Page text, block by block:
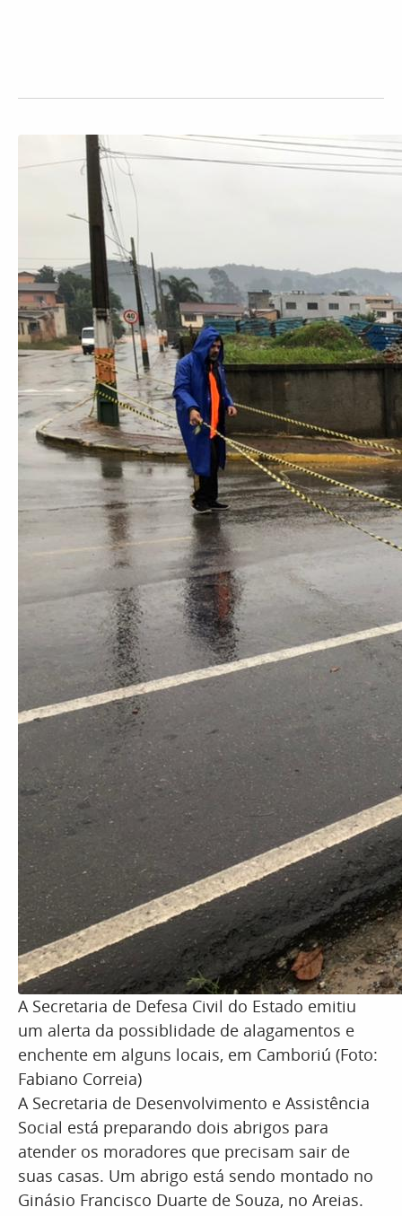
A Secretaria de Defesa Civil do Estado emitiu
um alerta da possiblidade de alagamentos e
enchente em alguns locais, em Camboriú (Foto:
Fabiano Correia)
A Secretaria de Desenvolvimento e Assistência
Social está preparando dois abrigos para
atender os moradores que precisam sair de
suas casas. Um abrigo está sendo montado no
Ginásio Francisco Duarte de Souza, no Areias.